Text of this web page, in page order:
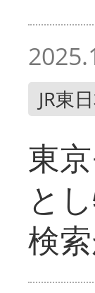
JR東
東
と
検